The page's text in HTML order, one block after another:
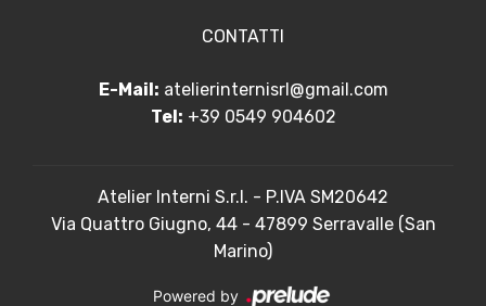
CONTATTI
E-Mail: atelierinternisrl@gmail.com
Tel: +39 0549 904602
Atelier Interni S.r.l. - P.IVA SM20642
Via Quattro Giugno, 44 - 47899 Serravalle (San
Marino)
Powered by